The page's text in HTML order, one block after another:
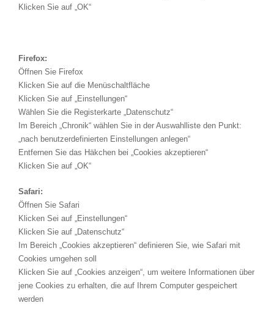
Klicken Sie auf „OK“
Firefox:
Öffnen Sie Firefox
Klicken Sie auf die Menüschaltfläche
Klicken Sie auf „Einstellungen“
Wählen Sie die Registerkarte „Datenschutz“
Im Bereich „Chronik“ wählen Sie in der Auswahlliste den Punkt:
„nach benutzerdefinierten Einstellungen anlegen“
Entfernen Sie das Häkchen bei „Cookies akzeptieren“
Klicken Sie auf „OK“
Safari:
Öffnen Sie Safari
Klicken Sei auf „Einstellungen“
Klicken Sie auf „Datenschutz“
Im Bereich „Cookies akzeptieren“ definieren Sie, wie Safari mit
Cookies umgehen soll
Klicken Sie auf „Cookies anzeigen“, um weitere Informationen über
jene Cookies zu erhalten, die auf Ihrem Computer gespeichert
werden